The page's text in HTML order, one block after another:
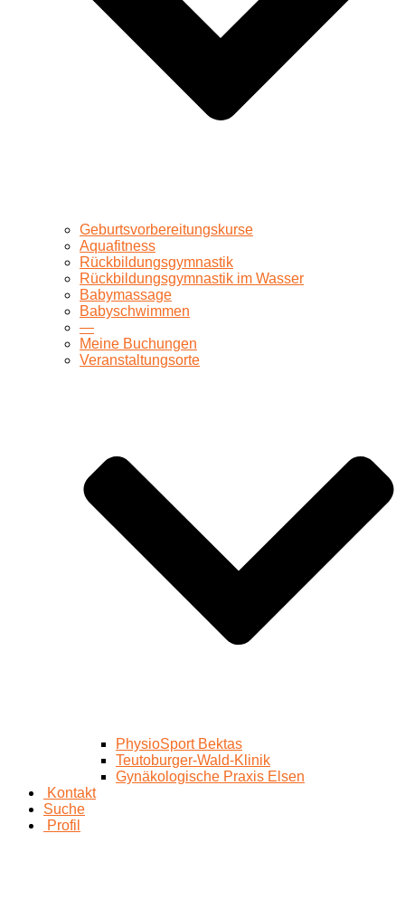
Geburtsvorbereitungskurse
Aquafitness
Rückbildungsgymnastik
Rückbildungsgymnastik im Wasser
Babymassage
Babyschwimmen
—
Meine Buchungen
Veranstaltungsorte
PhysioSport Bektas
Teutoburger-Wald-Klinik
Gynäkologische Praxis Elsen
Kontakt
Suche
Profil